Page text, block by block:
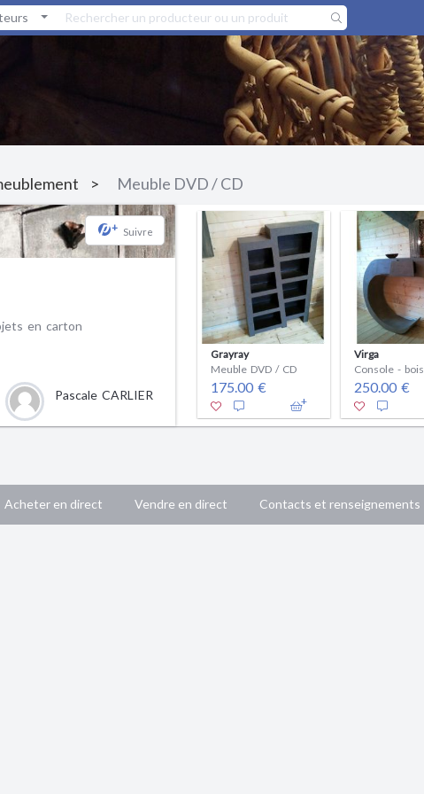
Meuble DVD / CD
+ Suivre
en carton
Pascale CARLIER
Grayray
Meuble DVD / CD
175.00 €
Virga
Console - bois
250.00 €
Acheter en direct Vendre en direct Contacts et renseignements